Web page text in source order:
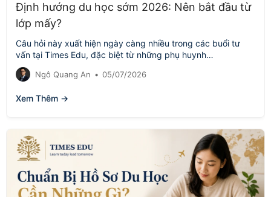
Định hướng du học sớm 2026: Nên bắt đầu từ
lớp mấy?
Câu hỏi này xuất hiện ngày càng nhiều trong các buổi tư
vấn tại Times Edu, đặc biệt từ những phụ huynh…
Ngô Quang An • 05/07/2026
Xem Thêm →